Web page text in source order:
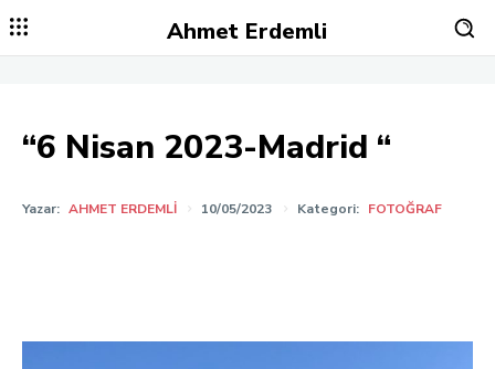
Ahmet Erdemli
“6 Nisan 2023-Madrid “
Yazar: AHMET ERDEMLI 10/05/2023 Kategori: FOTOĞRAF